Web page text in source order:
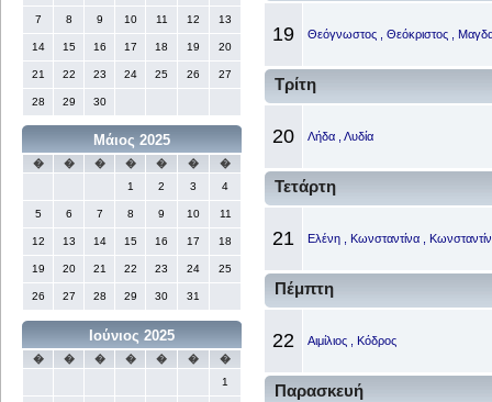
7 8 9 10 11 12 13
14 15 16 17 18 19 20
21 22 23 24 25 26 27
28 29 30
Μάιος 2025
� � � � � �
�
1
2 3 4
5 6 7 8 9 10 11
12 13 14 15 16 17 18
19 20 21 22 23 24 25
26 27 28 29 30 31
Ιούνιος 2025
� � � � � �
�
1
19 Θεόγνωστος , Θεόκριστος ,
Τρίτη
20 Λήδα , Λυδία
Τετάρτη
21 Ελένη , Κωνσταντίνα ,
Πέμπτη
22 Αιμίλιος , Κόδρος
Παρασκευή